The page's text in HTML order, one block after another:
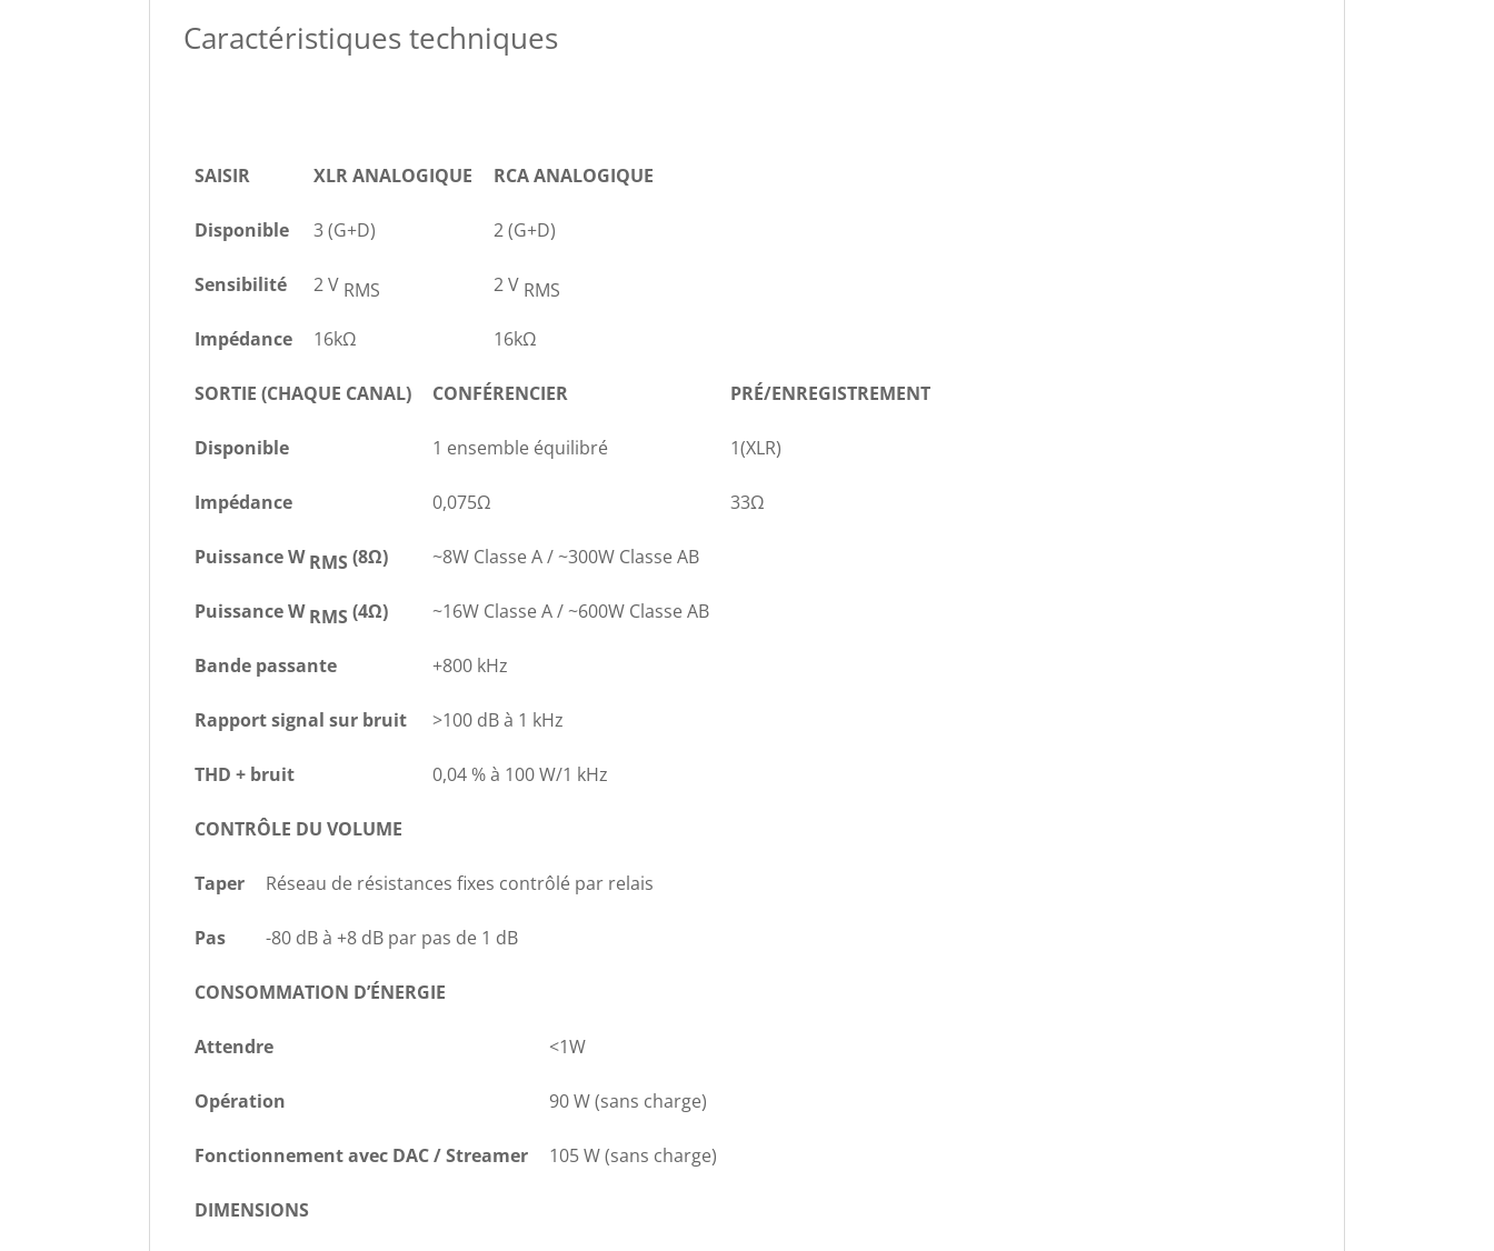
Caractéristiques techniques
SAISIR XLR ANALOGIQUE RCA ANALOGIQUE
Disponible 3 (G+D) 2 (G+D)
Sensibilité 2 V RMS 2 V RMS
Impédance 16kΩ 16kΩ
SORTIE (CHAQUE CANAL) CONFÉRENCIER PRÉ/ENREGISTREMENT
Disponible 1 ensemble équilibré 1(XLR)
Impédance 0,075Ω 33Ω
Puissance WRMS(8Ω) ~8W Classe A / ~300W Classe AB
Puissance WRMS(4Ω) ~16W Classe A / ~600W Classe AB
Bande passante +800 kHz
Rapport signal sur bruit >100 dB à 1 kHz
THD + bruit 0,04 % à 100 W/1 kHz
CONTRÔLE DU VOLUME
Taper Réseau de résistances fixes contrôlé par relais
Pas -80 dB à +8 dB par pas de 1 dB
CONSOMMATION D’ÉNERGIE
Attendre <1W
Opération 90 W (sans charge)
Fonctionnement avec DAC / Streamer 105 W (sans charge)
DIMENSIONS